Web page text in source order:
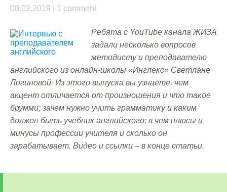
08.02.2019 1 comment
Ребята с YouTube канала ЖИЗА
задали несколько вопросов
методисту и преподавателю
английского из онлайн-школы «Инглекс» Светлане
Логиновой. Из этого выпуска вы узнаете, чем
акцент отличается от произношения и что такое
брумми; зачем нужно учить грамматику и каким
должен быть учебник английского; в чем плюсы и
минусы профессии учителя и сколько он
зарабатывает. Видео и ссылки – в конце статьи.